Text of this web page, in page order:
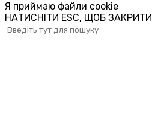
Я приймаю файли cookie
НАТИСНІТИ ESC, ЩОБ ЗАКРИТИ